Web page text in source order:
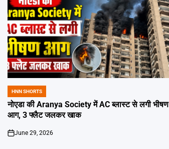
POSTED
IN
HNN SHORTS
नोएडा की Aranya Society में AC ब्लास्ट से लगी भीषण
आग, 3 फ्लैट जलकर खाक
on
June 29, 2026